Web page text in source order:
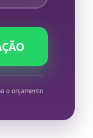
o orçamento